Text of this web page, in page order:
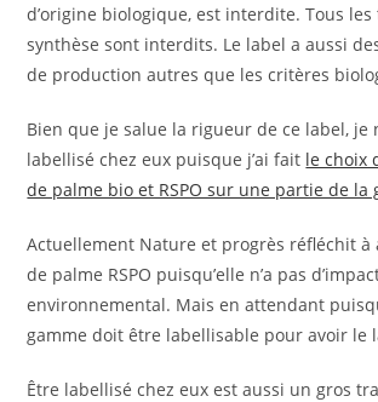
d’origine biologique, est interdite. Tous
synthèse sont interdits. Le label a aussi
de production autres que les critères
Bien que je salue la rigueur de ce label, je
labellisé chez eux puisque j’ai fait le choix
de palme bio et RSPO sur une partie de la
Actuellement Nature et progrès réfléchit à
de palme RSPO puisqu’elle n’a pas
environnemental. Mais en attendant
gamme doit être labellisable pour avoir le
Être labellisé chez eux est aussi un gros